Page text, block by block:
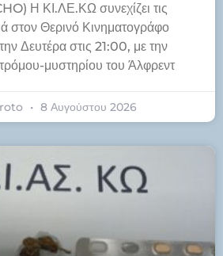
Η ΚΙ.ΛΕ.ΚΩ συνεχίζει τις
στον Θερινό Κινηματογράφο
Δευτέρα στις 21:00, με την
τρόμου-μυστηρίου του Άλφρεντ
8 Αυγούστου 2026